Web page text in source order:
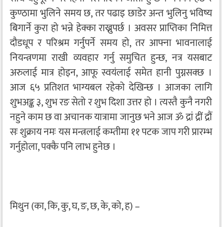
कुण्ठामा भुलिने समय छ, तर पढाइ छाडेर अन्त भुलिनु भविष्य
बिगार्ने कुरा हो भन्ने हेक्का राख्नुपर्छ । अवसर प्राप्तिका निमित्त
दौडधूप र परिश्रम गर्नुपर्ने समय हो, तर आफ्ना भावनालाई
नियन्त्रणमा राखी व्यवहार गर्नु समुचित हुन्छ, नत्र यसबाट
अरुलाई मात्र होइन, आफू स्वयंलाई समेत हानी पुग्नसक्छ ।
आज ६५ प्रतिशत भाग्यबल रहेको देखिन्छ । आजका लागि
शुभअङ्क ३, शुभ रङ सेतो र शुभ दिशा उत्तर हो । त्यस्तै कुनै नगरी
नहुने काम छ वा अचानक यात्रामा जानुछ भने आज ॐ द्रां द्रीं द्रौं
सः शुक्राय नमः यस मन्त्रलाई कम्तीमा ११ पटक जाप गरी प्रारम्भ
गर्नुहोला, पक्कै पनि लाभ हुनेछ ।
मिथुन (का, कि, कु, घ, ङ, छ, के, को, ह) –